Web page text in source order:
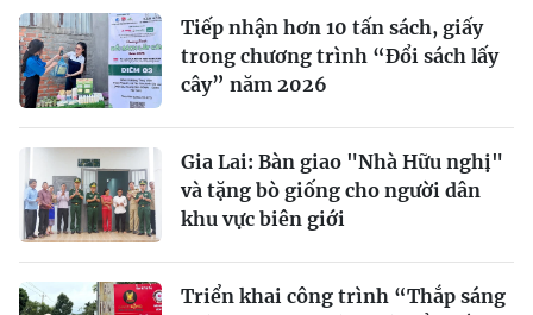
Tiếp nhận hơn 10 tấn sách, giấy
trong chương trình “Đổi sách lấy
cây” năm 2026
Gia Lai: Bàn giao "Nhà Hữu nghị"
và tặng bò giống cho người dân
khu vực biên giới
Triển khai công trình “Thắp sáng